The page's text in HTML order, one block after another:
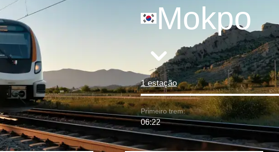
Mokpo
1 estação
Primeiro trem:
06:22